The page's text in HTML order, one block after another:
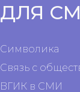
ДЛЯ
Символика
Связь с
ВГИК в СМИ